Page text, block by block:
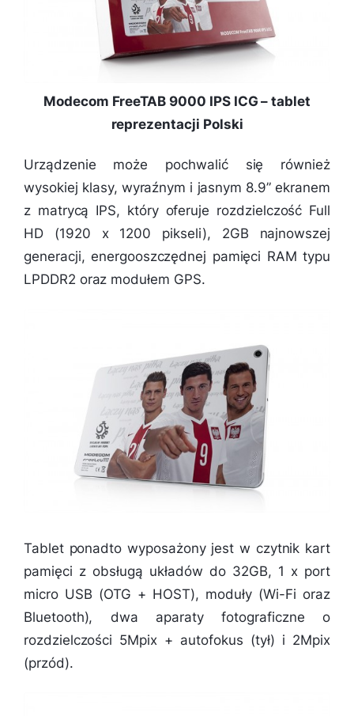
Modecom FreeTAB 9000 IPS ICG – tablet
reprezentacji Polski
Urządzenie może pochwalić się również
wysokiej klasy, wyraźnym i jasnym 8.9” ekranem
z matrycą IPS, który oferuje rozdzielczość Full
HD (1920 x 1200 pikseli), 2GB najnowszej
generacji, energooszczędnej pamięci RAM typu
LPDDR2 oraz modułem GPS.
Tablet ponadto wyposażony jest w czytnik kart
pamięci z obsługą układów do 32GB, 1 x port
micro USB (OTG + HOST), moduły (Wi-Fi oraz
Bluetooth), dwa aparaty fotograficzne o
rozdzielczości 5Mpix + autofokus (tył) i 2Mpix
(przód).